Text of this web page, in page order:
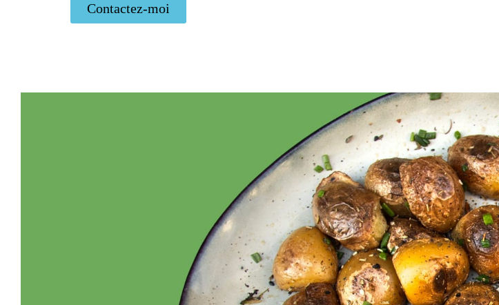
Contactez-moi